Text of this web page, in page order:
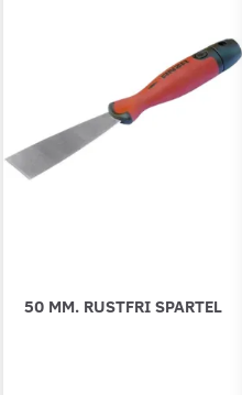
50 MM. RUSTFRI SPARTEL